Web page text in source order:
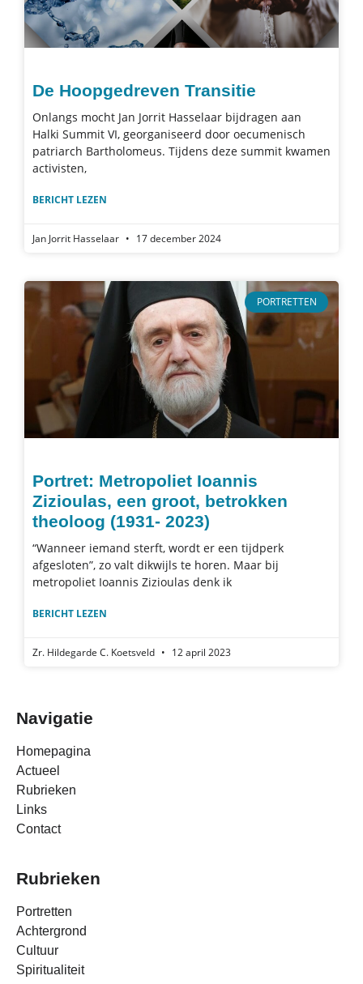
De Hoopgedreven Transitie
Onlangs mocht Jan Jorrit Hasselaar bijdragen aan
Halki Summit VI, georganiseerd door oecumenisch
patriarch Bartholomeus. Tijdens deze summit kwamen
activisten,
BERICHT LEZEN
Jan Jorrit Hasselaar 17 december 2024
PORTRETTEN
Portret: Metropoliet Ioannis
Zizioulas, een groot, betrokken
theoloog (1931- 2023)
“Wanneer iemand sterft, wordt er een tijdperk
afgesloten”, zo valt dikwijls te horen. Maar bij
metropoliet Ioannis Zizioulas denk ik
BERICHT LEZEN
Zr. Hildegarde C. Koetsveld 12 april 2023
Navigatie
Homepagina
Actueel
Rubrieken
Links
Contact
Rubrieken
Portretten
Achtergrond
Cultuur
Spiritualiteit